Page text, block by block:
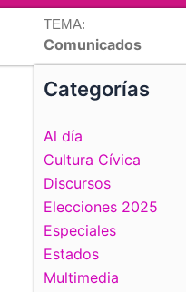
TEMA:
Comunicados
Categorías
Al día
Cultura Cívica
Discursos
Elecciones 2025
Especiales
Estados
Multimedia